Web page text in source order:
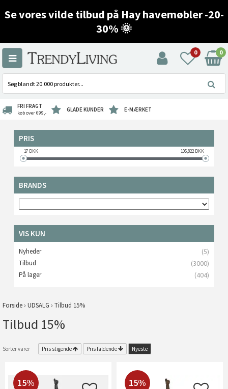
Se vores vilde tilbud på Hay havemøbler -20-
30% 🌞
0 0
FRI FRAGT
køb over 699,- GLADE KUNDER E-MÆRKET
PRIS
17DKK 105,822DKK
BRANDS
VIS KUN
Nyheder (5)
Tilbud (3000)
På lager (404)
Forside › UDSALG › Tilbud 15%
Tilbud 15%
Sorter varer Pris stigende Pris faldende Nyeste
15% 15%